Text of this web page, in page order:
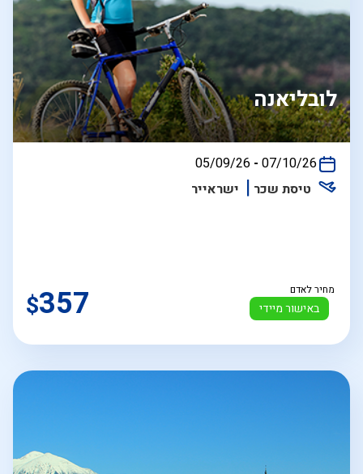
לובליאנה
בין
התאריכים,
05/09/26 - 07/10/26
טיסת שכר
ישראייר
באישור מיידי
מחיר לאדם $357